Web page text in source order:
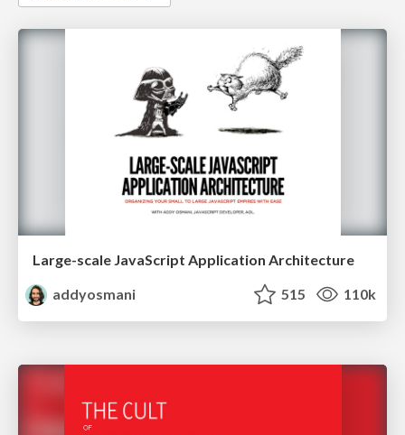
Large-scale JavaScript Application Architecture
addyosmani
515 110k